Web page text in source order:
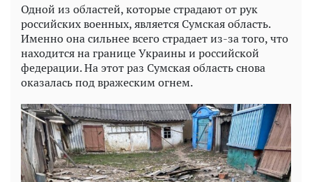
Одной из областей, которые страдают от рук
российских военных, является Сумская область.
Именно она сильнее всего страдает из-за того, что
находится на границе Украины и российской
федерации. На этот раз Сумская область снова
оказалась под вражеским огнем.